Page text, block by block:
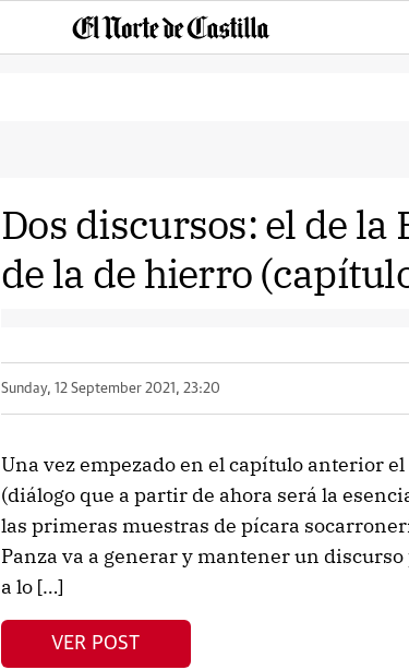
Dos discursos: el de la
de la de hierro
Sunday, 12 September 2021, 23:20
Una vez empezado en el capítulo anterior
(diálogo que a partir de ahora será la
las primeras muestras de pícara
Panza va a generar y mantener un
a lo […]
VER POST